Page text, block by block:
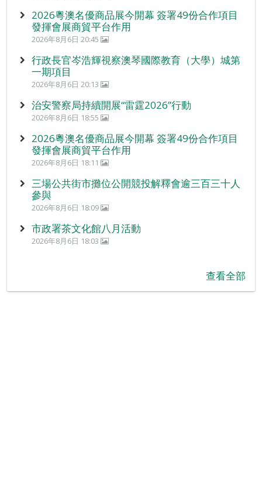
2026粵澳名優商品展今開幕 簽署49份合作項目
發揮會展商貿平台作用
2026年8月6日 20:45
行政長官岑浩輝視察澳琴國際教育（大學）城第
一期項目
2026年8月6日 20:13
治安警察局持續開展“雷霆2026”行動
2026年8月6日 18:55
2026粵澳名優商品展今開幕 簽署49份合作項目
發揮會展商貿平台作用
2026年8月6日 18:11
三場公共街市攤位公開競投解釋會逾三百三十人
參與
2026年8月6日 18:09
市政署茶文化館八月活動
2026年8月6日 18:03
查看全部